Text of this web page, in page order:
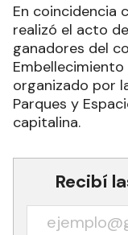
En coincidencia
realizó el acto
ganadores del
organizado por
Parques y
capitalina.
Recibí